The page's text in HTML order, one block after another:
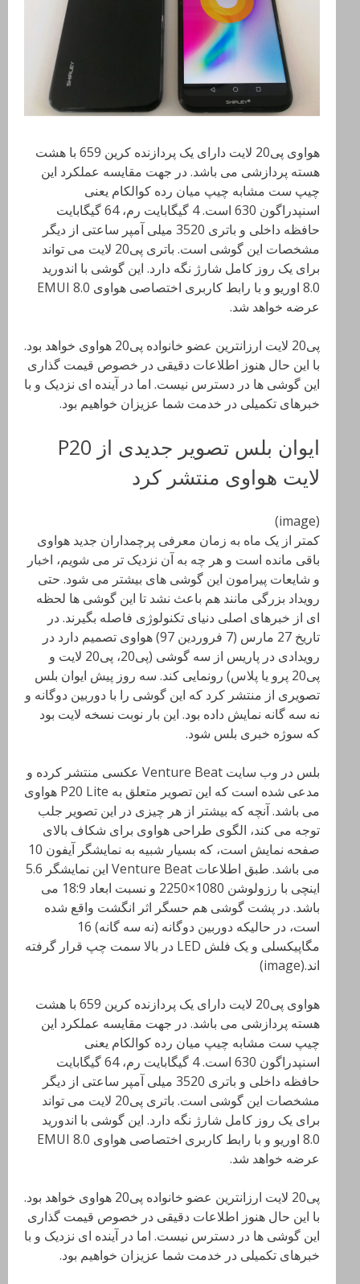
هواوی پی20 لایت دارای یک پردازنده کرین 659 با هشت
هسته پردازشی می باشد. در جهت مقایسه عملکرد این
چیپ ست مشابه چیپ میان رده کوالکام یعنی
اسنپدراگون 630 است. 4 گیگابایت رم، 64 گیگابایت
حافظه داخلی و باتری 3520 میلی آمپر ساعتی از دیگر
مشخصات این گوشی است. باتری پی20 لایت می تواند
برای یک روز کامل شارژ نگه دارد. این گوشی با اندورید
8.0 اوریو و با رابط کاربری اختصاصی هواوی EMUI 8.0
عرضه خواهد شد.
پی20 لایت ارزانترین عضو خانواده پی20 هواوی خواهد بود.
با این حال هنوز اطلاعات دقیقی در خصوص قیمت گذاری
این گوشی ها در دسترس نیست. اما در آینده ای نزدیک و با
خبرهای تکمیلی در خدمت شما عزیزان خواهیم بود.
ایوان بلس تصویر جدیدی از P20
لایت هواوی منتشر کرد
کمتر از یک ماه به زمان معرفی پرچمداران جدید هواوی
باقی مانده است و هر چه به آن نزدیک تر می شویم، اخبار
و شایعات پیرامون این گوشی های بیشتر می شود. حتی
رویداد بزرگی مانند هم باعث نشد تا این گوشی ها لحظه
ای از خبرهای اصلی دنیای تکنولوژی فاصله بگیرند. در
تاریخ 27 مارس (7 فروردین 97) هواوی تصمیم دارد در
رویدادی در پاریس از سه گوشی (پی20، پی20 لایت و
پی20 پرو یا پلاس) رونمایی کند. سه روز پیش ایوان بلس
تصویری از منتشر کرد که این گوشی را با دوربین دوگانه و
نه سه گانه نمایش داده بود. این بار نوبت نسخه لایت بود
که سوژه خبری بلس شود.
بلس در وب سایت Venture Beat عکسی منتشر کرده و
مدعی شده است که این تصویر متعلق به P20 Lite هواوی
می باشد. آنچه که بیشتر از هر چیزی در این تصویر جلب
توجه می کند، الگوی طراحی هواوی برای شکاف بالای
صفحه نمایش است، که بسیار شبیه به نمایشگر آیفون 10
می باشد. طبق اطلاعات Venture Beat این نمایشگر 5.6
اینچی با رزولوشن 1080×2250 و نسبت ابعاد 18:9 می
باشد. در پشت گوشی هم حسگر اثر انگشت واقع شده
است، در حالیکه دوربین دوگانه (نه سه گانه) 16
مگاپیکسلی و یک فلش LED در بالا سمت چپ قرار گرفته
اند.(image)
هواوی پی20 لایت دارای یک پردازنده کرین 659 با هشت
هسته پردازشی می باشد. در جهت مقایسه عملکرد این
چیپ ست مشابه چیپ میان رده کوالکام یعنی
اسنپدراگون 630 است. 4 گیگابایت رم، 64 گیگابایت
حافظه داخلی و باتری 3520 میلی آمپر ساعتی از دیگر
مشخصات این گوشی است. باتری پی20 لایت می تواند
برای یک روز کامل شارژ نگه دارد. این گوشی با اندورید
8.0 اوریو و با رابط کاربری اختصاصی هواوی EMUI 8.0
عرضه خواهد شد.
پی20 لایت ارزانترین عضو خانواده پی20 هواوی خواهد بود.
با این حال هنوز اطلاعات دقیقی در خصوص قیمت گذاری
این گوشی ها در دسترس نیست. اما در آینده ای نزدیک و با
خبرهای تکمیلی در خدمت شما عزیزان خواهیم بود.